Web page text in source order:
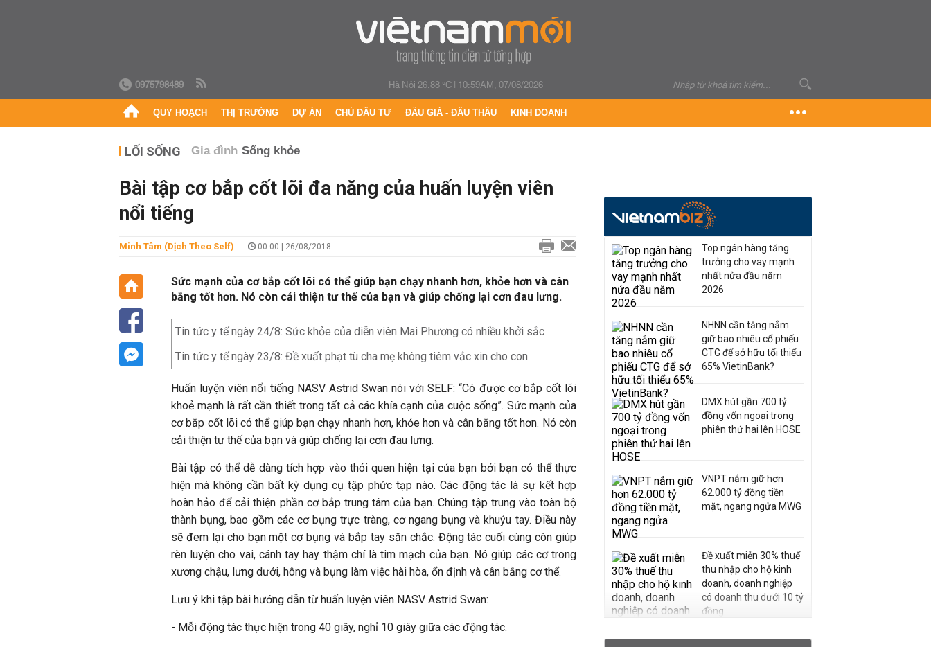
0975798489 Hà Nội 26.88 °C| 10:59AM, 07/08/2026
QUY HOẠCH THỊ TRƯỜNG DỰ ÁN CHỦ ĐẦU TƯ ĐẤU GIÁ - ĐẤU THẦU KINH DOANH
LỐI SỐNG Gia đình Sống khỏe
Bài tập cơ bắp cốt lõi đa năng của huấn luyện viên
nổi tiếng
Minh Tâm (Dịch Theo Self) 00:00 | 26/08/2018
Sức mạnh của cơ bắp cốt lõi có thể giúp bạn chạy nhanh hơn, khỏe hơn và cân
bằng tốt hơn. Nó còn cải thiện tư thế của bạn và giúp chống lại cơn đau lưng.
Tin tức y tế ngày 24/8: Sức khỏe của diễn viên Mai Phương có nhiều khởi sắc
Tin tức y tế ngày 23/8: Đề xuất phạt tù cha mẹ không tiêm vắc xin cho con
Huấn luyện viên nổi tiếng NASV Astrid Swan nói với SELF: “Có được cơ bắp cốt lõi
khoẻ mạnh là rất cần thiết trong tất cả các khía cạnh của cuộc sống”. Sức mạnh của
cơ bắp cốt lõi có thể giúp bạn chạy nhanh hơn, khỏe hơn và cân bằng tốt hơn. Nó còn
cải thiện tư thế của bạn và giúp chống lại cơn đau lưng.
Bài tập có thể dễ dàng tích hợp vào thói quen hiện tại của bạn bởi bạn có thể thực
hiện mà không cần bất kỳ dụng cụ tập phức tạp nào. Các động tác là sự kết hợp
hoàn hảo để cải thiện phần cơ bắp trung tâm của bạn. Chúng tập trung vào toàn bộ
thành bụng, bao gồm các cơ bụng trực tràng, cơ ngang bụng và khuỷu tay. Điều này
sẽ đem lại cho bạn một cơ bụng và bắp tay săn chắc. Động tác cuối cùng còn giúp
rèn luyện cho vai, cánh tay hay thậm chí là tim mạch của bạn. Nó giúp các cơ trong
xương chậu, lưng dưới, hông và bụng làm việc hài hòa, ổn định và cân bằng cơ thể.
Lưu ý khi tập bài hướng dẫn từ huấn luyện viên NASV Astrid Swan:
- Mỗi động tác thực hiện trong 40 giây, nghỉ 10 giây giữa các động tác.
Top ngân hàng tăng
trưởng cho vay mạnh
nhất nửa đầu năm
2026
NHNN cần tăng nắm
giữ bao nhiêu cổ phiếu
CTG để sở hữu tối thiểu
65% VietinBank?
DMX hút gần 700 tỷ
đồng vốn ngoại trong
phiên thứ hai lên HOSE
VNPT nắm giữ hơn
62.000 tỷ đồng tiền
mặt, ngang ngửa MWG
Đề xuất miễn 30% thuế
thu nhập cho hộ kinh
doanh, doanh nghiệp
có doanh thu dưới 10 tỷ
đồng